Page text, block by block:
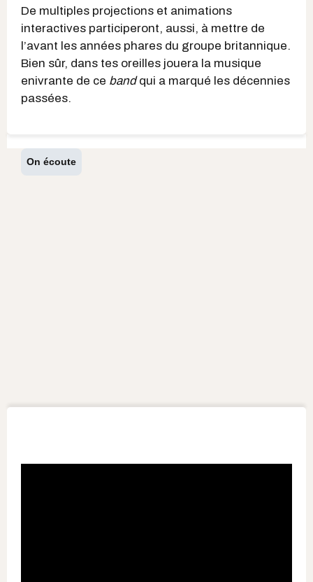
De multiples projections et animations
interactives participeront, aussi, à mettre de
l’avant les années phares du groupe britannique.
Bien sûr, dans tes oreilles jouera la musique
enivrante de ce bandqui a marqué les décennies
passées.
On écoute